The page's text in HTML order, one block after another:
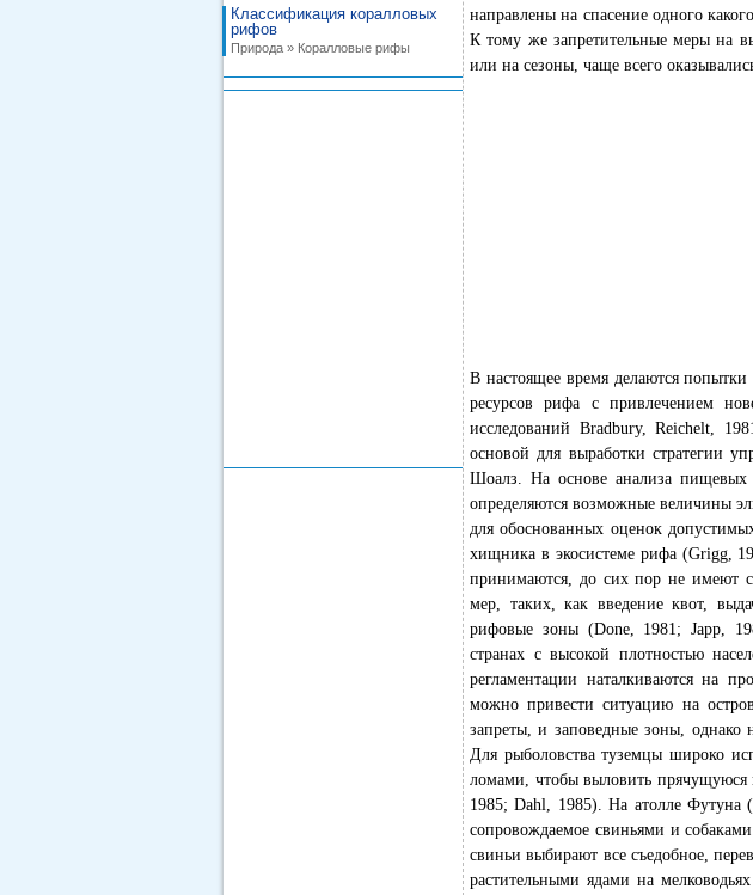
Классификация коралловых
рифов
Природа » Коралловые рифы
направлены на спасение одного
К тому же запретительные меры на
или на сезоны, чаще всего
В настоящее время делаются
ресурсов рифа с привлечением
исследований Bradbury, Reichelt,
основой для выработки стратегии
Шоалз. На основе анализа пищевых
определяются возможные величины
для обоснованных оценок
хищника в экосистеме рифа (Grigg,
принимаются, до сих пор не имеют
мер, таких, как введение квот,
рифовые зоны (Done, 1981; Japp,
странах с высокой плотностью
регламентации наталкиваются на
можно привести ситуацию на
запреты, и заповедные зоны,
Для рыболовства туземцы широко
ломами, чтобы выловить прячущуюся
1985; Dahl, 1985). На атолле Футуна
сопровождаемое свиньями и
свиньи выбирают все съедобное,
растительными ядами на